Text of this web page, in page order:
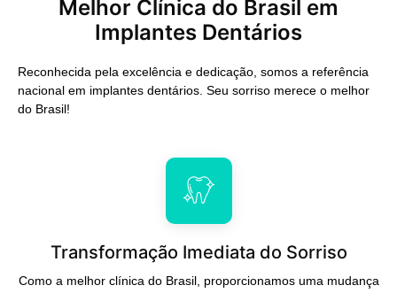
Melhor Clínica do Brasil em
Implantes Dentários
Reconhecida pela excelência e dedicação, somos a referência
nacional em implantes dentários. Seu sorriso merece o melhor
do Brasil!
Transformação Imediata do Sorriso
Como a melhor clínica do Brasil, proporcionamos uma mudança